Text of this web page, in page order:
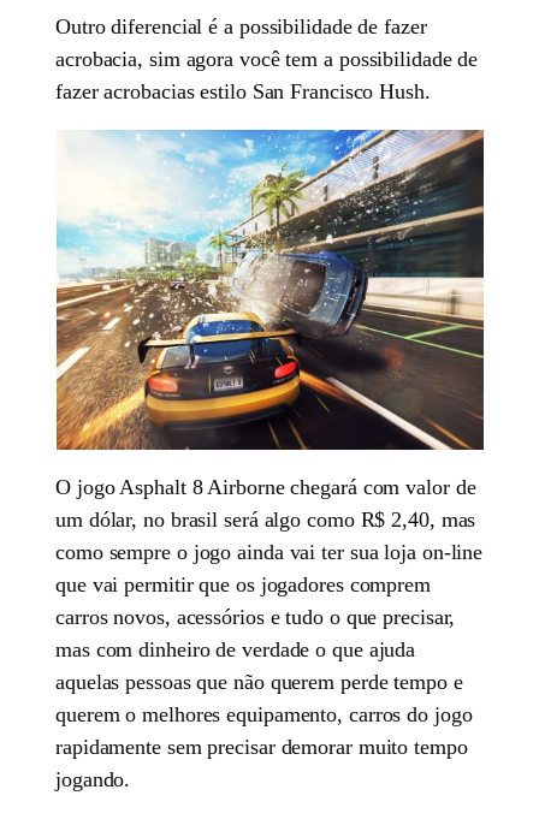
Outro diferencial é a possibilidade de fazer
acrobacia, sim agora você tem a possibilidade de
fazer acrobacias estilo San Francisco Hush.
O jogo Asphalt 8 Airborne chegará com valor de
um dólar, no brasil será algo como R$ 2,40, mas
como sempre o jogo ainda vai ter sua loja on-line
que vai permitir que os jogadores comprem
carros novos, acessórios e tudo o que precisar,
mas com dinheiro de verdade o que ajuda
aquelas pessoas que não querem perde tempo e
querem o melhores equipamento, carros do jogo
rapidamente sem precisar demorar muito tempo
jogando.